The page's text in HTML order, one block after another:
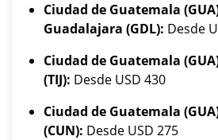
Ciudad de Guatemala
Guadalajara (GDL): Desde
Ciudad de Guatemala
(TIJ): Desde USD 430
Ciudad de Guatemala
(CUN): Desde USD 275